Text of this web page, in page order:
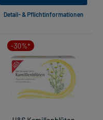
Detail- & Pflichtinformationen
-30%*